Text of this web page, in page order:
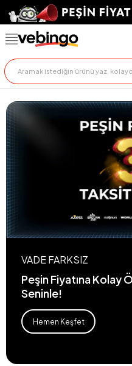
VADE FARKSIZ
Peşin Fiyatına Kolay
Seninle!
Hemen Keşfet